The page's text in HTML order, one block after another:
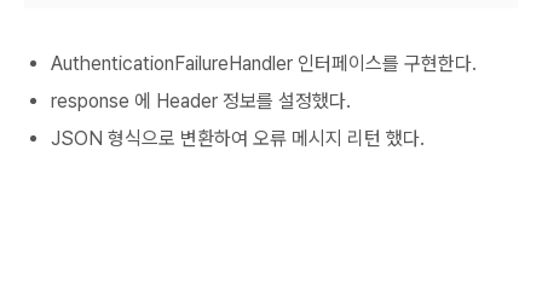
AuthenticationFailureHandler 인터페이스를 구현한다.
response 에 Header 정보를 설정했다.
JSON 형식으로 변환하여 오류 메시지 리턴 했다.